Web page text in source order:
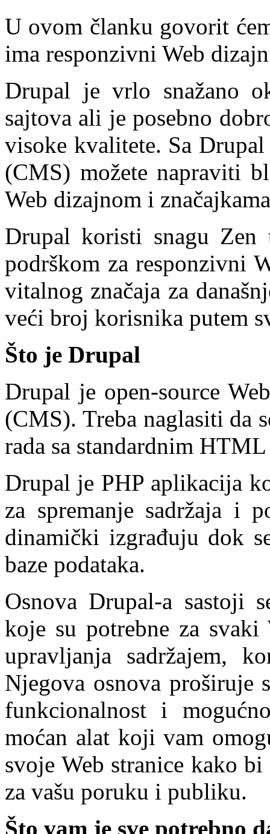
U ovom članku govorit
ima responzivni Web
Drupal je vrlo snažano
sajtova ali je posebno
visoke kvalitete. Sa
(CMS) možete napraviti
Web dizajnom i
Drupal koristi snagu Zen
podrškom za responzivni
vitalnog značaja za
veći broj korisnika putem
Što je Drupal
Drupal je open-source
(CMS). Treba naglasiti da
rada sa standardnim
Drupal je PHP aplikacija
za spremanje sadržaja i
dinamički izgrađuju dok
baze podataka.
Osnova Drupal-a sastoji
koje su potrebne za svaki
upravljanja sadržajem,
Njegova osnova proširuje
funkcionalnost i
moćan alat koji vam
svoje Web stranice kako
za vašu poruku i publiku.
Što vam je sve potrebno